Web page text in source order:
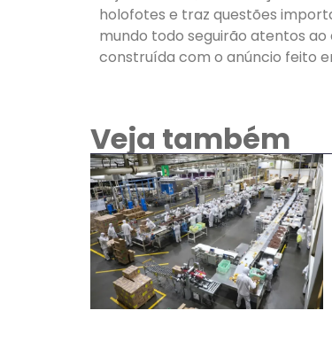
holofotes e traz questões
mundo todo seguirão atentos
construída com o anúncio feito
Veja também